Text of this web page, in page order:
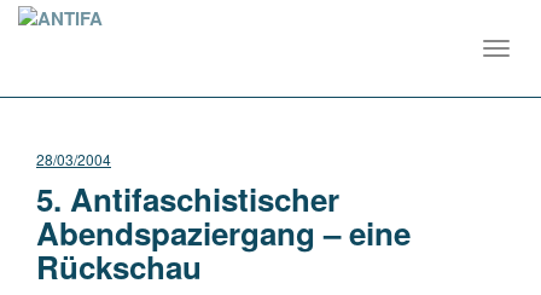
28/03/2004
5. Antifaschistischer
Abendspaziergang – eine
Rückschau